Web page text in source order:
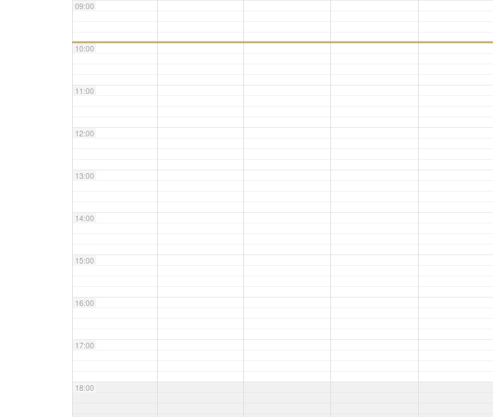
09:00
10:00
11:00
12:00
13:00
14:00
15:00
16:00
17:00
18:00